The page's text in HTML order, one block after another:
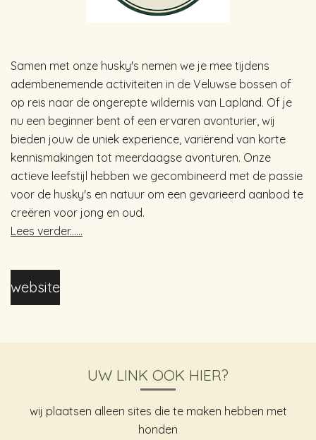
Samen met onze husky's nemen we je mee tijdens
adembenemende activiteiten in de Veluwse bossen of
op reis naar de ongerepte wildernis van Lapland. Of je
nu een beginner bent of een ervaren avonturier, wij
bieden jouw de uniek experience, variërend van korte
kennismakingen tot meerdaagse avonturen. Onze
actieve leefstijl hebben we gecombineerd met de passie
voor de husky's en natuur om een gevarieerd aanbod te
creëren voor jong en oud.
Lees verder......
website
UW LINK OOK HIER?
wij plaatsen alleen sites die te maken hebben met
honden